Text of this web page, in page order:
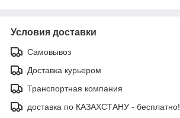
Условия доставки
Самовывоз
Доставка курьером
Транспортная компания
доставка по КАЗАХСТАНУ - бесплатно!